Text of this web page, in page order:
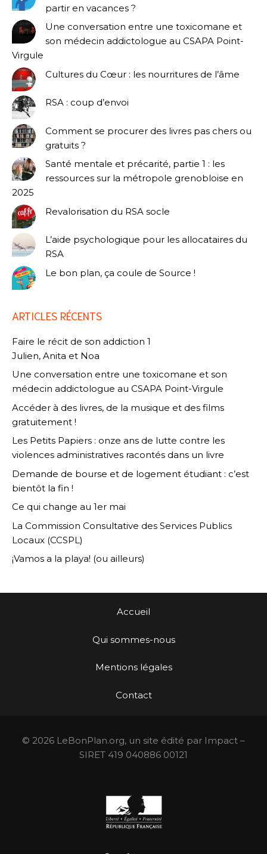
partir en vacances ?
Une conversation entre une toxicomane et
son médecin addictologue au CSAPA Point-
Virgule
Cultures du Cœur : les nourritures de l’âme
RSA : coup d’envoi
Comment se procurer des livres pas chers ou
gratuits ?
Santé mentale et précarité, partie 1 : les
ressources sur la métropole grenobloise en
2025
Revalorisation du RSA socle
L’aide psychologique pour les allocataires du
RSA
Le bon plan, ça coule de Source !
ARTICLES RÉCENTS
Faire le récit de son addiction 1
Julien, Anita et Noa
Une conversation entre une toxicomane et son
médecin addictologue au CSAPA Point-Virgule
Accéder à des livres, de la musique et des films
gratuitement !
Les Petits Papiers : onze ans de lutte contre les
violences administratives racontés dans un livre
Demande de bourse et de logement étudiant : c’est
bientôt la fin !
Ce qui change au 1er mai
La Commission Consultative des Services Publics
Locaux (CCSPL)
¡Vamos a la playa! (ou ailleurs)
Accueil
Qui sommes-nous
Mentions légales
Contact
© 2026 LeBonPlan.org, un site édité par Impact –
SIRET 419 040886 00121